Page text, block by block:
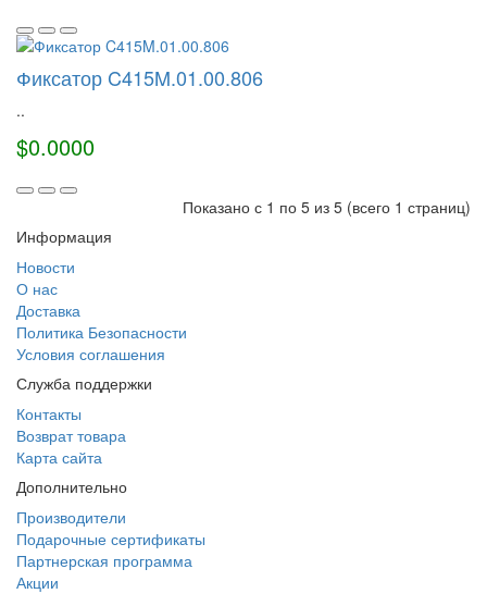
Фиксатор C415M.01.00.806
..
$0.0000
Показано с 1 по 5 из 5 (всего 1 страниц)
Информация
Новости
О нас
Доставка
Политика Безопасности
Условия соглашения
Служба поддержки
Контакты
Возврат товара
Карта сайта
Дополнительно
Производители
Подарочные сертификаты
Партнерская программа
Акции